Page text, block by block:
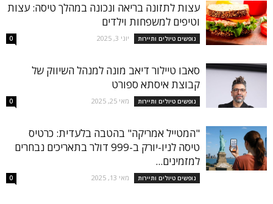
עצות לתזונה בריאה ונכונה במהלך טיסה: עצות
וטיפים למשפחות וילדים
נופשים טיולים ותיירות יוני 3, 2025 0
סאבו טיילור דיאב מונה למנהל השיווק של
קבוצת איסתא ספורט
נופשים טיולים ותיירות מאי 25, 2025 0
"המטייל אמריקה" בהטבה בלעדית: כרטיס
טיסה לניו-יורק ב-999 דולר בתאריכים נבחרים
למזמינים...
נופשים טיולים ותיירות מאי 13, 2025 0